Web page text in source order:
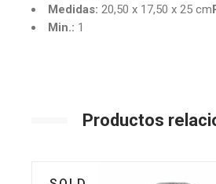
Medidas: 20,50 x 17,50 x 25 cm
Min.: 1
Productos